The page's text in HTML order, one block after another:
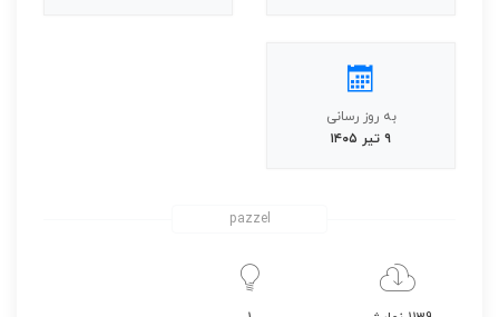
به روز رسانی
۹ تیر ۱۴۰۵
pazzel